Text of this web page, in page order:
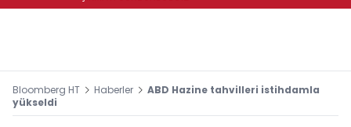
Bloomberg HT Haberler
ABD Hazine tahvilleri istihdamla
yükseldi